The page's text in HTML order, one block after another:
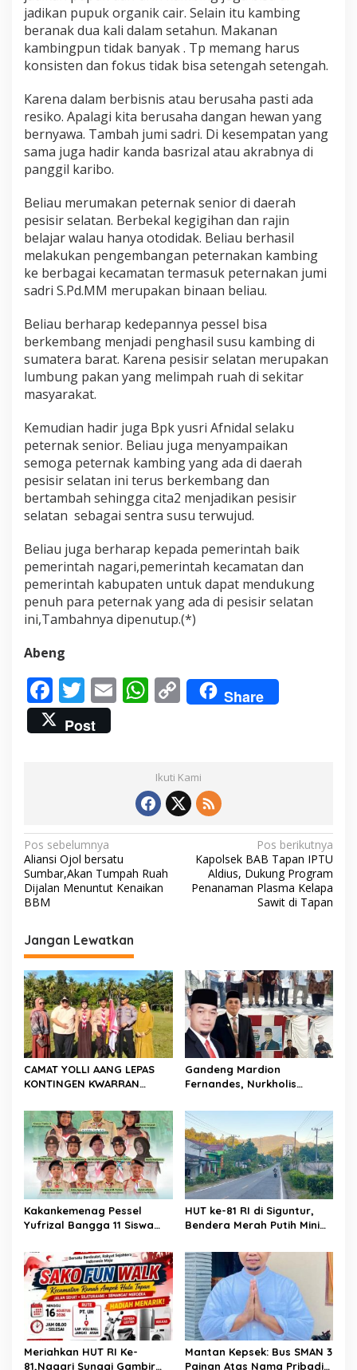
a
t
b
u
d
d
a
y
a
t
a
k
k
a
m
b
i
g
E
t
a
w
jadikan pupuk organik cair. Selain itu kambing
beranak dua kali dalam setahun. Makanan
kambingpun tidak banyak . Tp memang harus
konsisten dan fokus tidak bisa setengah setengah.
Karena dalam berbisnis atau berusaha pasti ada
resiko. Apalagi kita berusaha dangan hewan yang
bernyawa. Tambah jumi sadri. Di kesempatan yang
sama juga hadir kanda basrizal atau akrabnya di
panggil karibo.
Beliau merumakan peternak senior di daerah
pesisir selatan. Berbekal kegigihan dan rajin
belajar walau hanya otodidak. Beliau berhasil
melakukan pengembangan peternakan kambing
ke berbagai kecamatan termasuk peternakan jumi
sadri S.Pd.MM merupakan binaan beliau.
Beliau berharap kedepannya pessel bisa
berkembang menjadi penghasil susu kambing di
sumatera barat. Karena pesisir selatan merupakan
lumbung pakan yang melimpah ruah di sekitar
masyarakat.
Kemudian hadir juga Bpk yusri Afnidal selaku
peternak senior. Beliau juga menyampaikan
semoga peternak kambing yang ada di daerah
pesisir selatan ini terus berkembang dan
bertambah sehingga cita2 menjadikan pesisir
selatan sebagai sentra susu terwujud.
Beliau juga berharap kepada pemerintah baik
pemerintah nagari,pemerintah kecamatan dan
pemerintah kabupaten untuk dapat mendukung
penuh para peternak yang ada di pesisir selatan
ini,Tambahnya dipenutup.(*)
Abeng
F
ac
e
k
T
w
itt
E W
s
A
p
p
C
o
y
Li
n
k
Share
Post
Ikuti Kami
N
a
v
i
g
a
s
i
p
o
s
Pos sebelumnya
Aliansi Ojol bersatu
Sumbar,Akan Tumpah Ruah
Dijalan Menuntut Kenaikan
BBM
Pos berikutnya
Kapolsek BAB Tapan IPTU
Aldius, Dukung Program
Penanaman Plasma Kelapa
Sawit di Tapan
Jangan Lewatkan
CAMAT YOLLI AANG LEPAS
KONTINGEN KWARRAN
JAMBORE DAN PESTA SIAGA
CABANG PANCUNG SOAL
Gandeng Mardion
Fernandes, Nurkholis
Sosialisasikan Perda
Lingkungan Hidup di
Wilayah Koto Nan Godang
Kakankemenag Pessel
Yufrizal Bangga 11 Siswa
Jambore Nasional XII 2026.
Bisa Harumkan Nama
Madrasah dan Daerah
HUT ke-81 RI di Siguntur,
Bendera Merah Putih Minim
“Merdeka Belum Dirasakan
Masyarakat”
Meriahkan HUT RI Ke-
81,Nagari Sungai Gambir
Mantan Kepsek: Bus SMAN 3
Painan Atas Nama Pribadi